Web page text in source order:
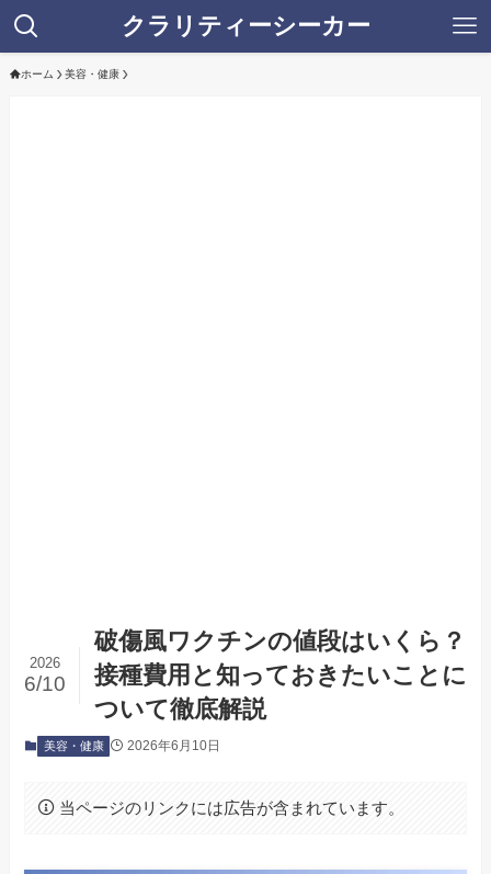
クラリティーシーカー
ホーム 美容・健康
破傷風ワクチンの値段はいくら？
接種費用と知っておきたいことに
ついて徹底解説
2026
6/10
美容・健康 2026年6月10日
当ページのリンクには広告が含まれています。